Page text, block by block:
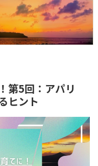
第5回：アパリ
ヒント